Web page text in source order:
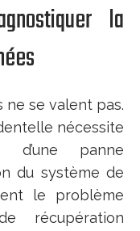
la
ne se valent pas.
nécessite
d’une panne
du système de
le problème
récupération